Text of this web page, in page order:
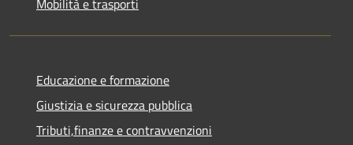
Mobilità e trasporti
Educazione e formazione
Giustizia e sicurezza pubblica
Tributi,finanze e contravvenzioni